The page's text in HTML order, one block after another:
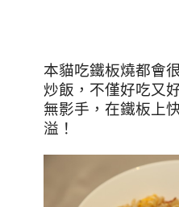
本貓吃鐵板燒都會
炒飯，不僅好吃又
無影手，在鐵板上
溢！